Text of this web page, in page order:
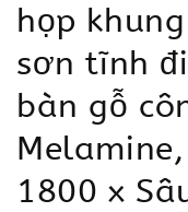
họp
sơn tĩnh
bàn gỗ
1800 x